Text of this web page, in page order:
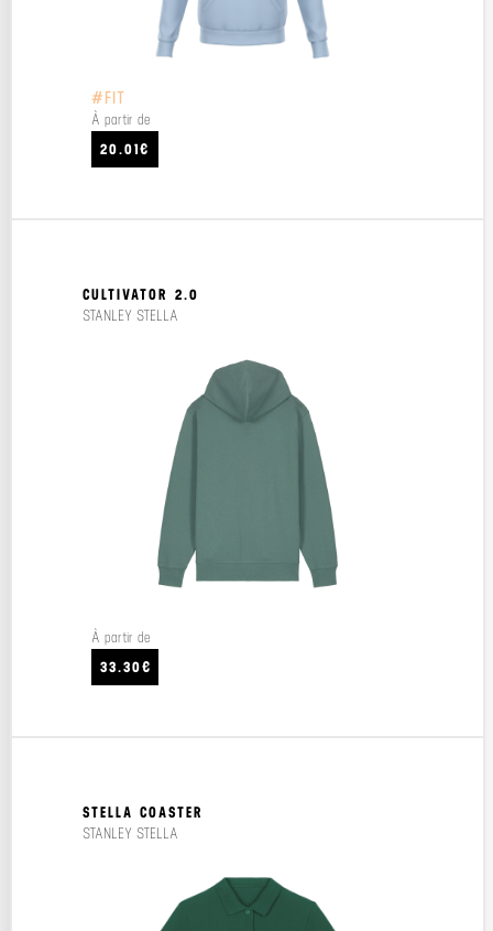
#FIT
À partir de
20.01€
CULTIVATOR 2.0
STANLEY STELLA
À partir de
33.30€
STELLA COASTER
STANLEY STELLA